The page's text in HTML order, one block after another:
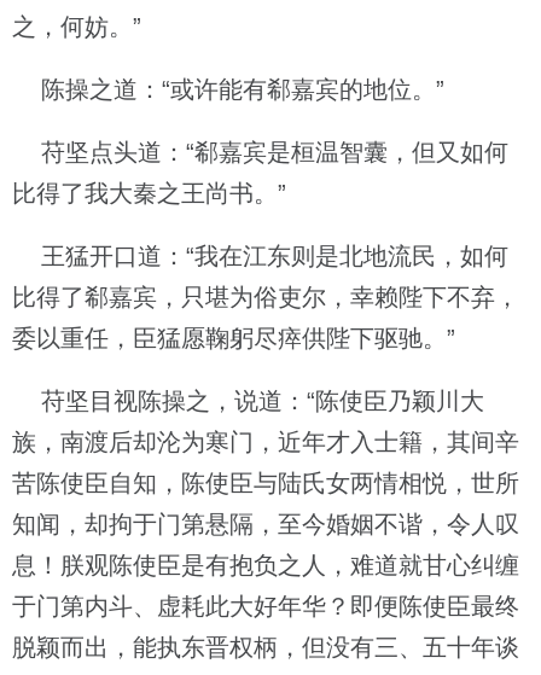
之，何妨。”
陈操之道：“或许能有郗嘉宾的地位。”
苻坚点头道：“郗嘉宾是桓温智囊，但又如何
比得了我大秦之王尚书。”
王猛开口道：“我在江东则是北地流民，如何
比得了郗嘉宾，只堪为俗吏尔，幸赖陛下不弃，
委以重任，臣猛愿鞠躬尽瘁供陛下驱驰。”
苻坚目视陈操之，说道：“陈使臣乃颖川大
族，南渡后却沦为寒门，近年才入士籍，其间辛
苦陈使臣自知，陈使臣与陆氏女两情相悦，世所
知闻，却拘于门第悬隔，至今婚姻不谐，令人叹
息！朕观陈使臣是有抱负之人，难道就甘心纠缠
于门第内斗、虚耗此大好年华？即便陈使臣最终
脱颖而出，能执东晋权柄，但没有三、五十年谈